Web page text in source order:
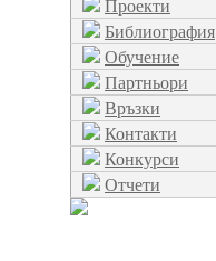
Проекти
Библиография
Обучение
Партньори
Връзки
Контакти
Конкурси
Отчети